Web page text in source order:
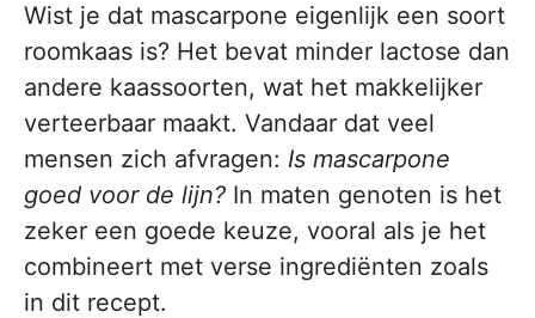
Wist je dat mascarpone eigenlijk een soort
roomkaas is? Het bevat minder lactose dan
andere kaassoorten, wat het makkelijker
verteerbaar maakt. Vandaar dat veel
mensen zich afvragen: Is mascarpone
goed voor de lijn? In maten genoten is het
zeker een goede keuze, vooral als je het
combineert met verse ingrediënten zoals
in dit recept.